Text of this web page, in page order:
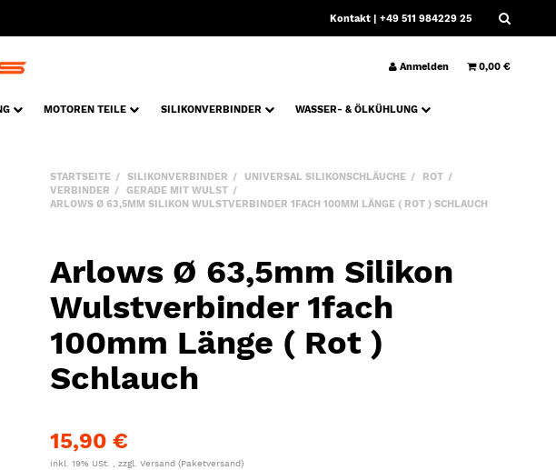
Kontakt | +49 511 984229 25
Anmelden 0,00 €
MOTOREN TEILE SILIKONVERBINDER
WASSER- & ÖLKÜHLUNG
STARTSEITE SILIKONVERBINDER UNIVERSAL SILIKONSCHLÄUCHE
ROT
VERBINDER
GERADE MIT WULST
ARLOWS Ø 63,5MM SILIKON WULSTVERBINDER 1FACH 100MM LÄNGE ( ROT ) SCHLAUCH
Arlows Ø 63,5mm Silikon
Wulstverbinder 1fach
100mm Länge ( Rot )
Schlauch
15,90 €
inkl. 19% USt. , zzgl.Versand(Paketversand)